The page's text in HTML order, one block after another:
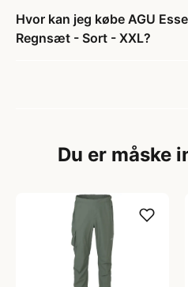
Hvor kan jeg købe AGU
Regnsæt - Sort - XXL?
Du er måske